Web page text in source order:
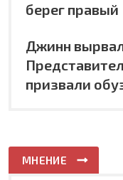
берег правый
Джинн
призвали
МНЕНИЕ